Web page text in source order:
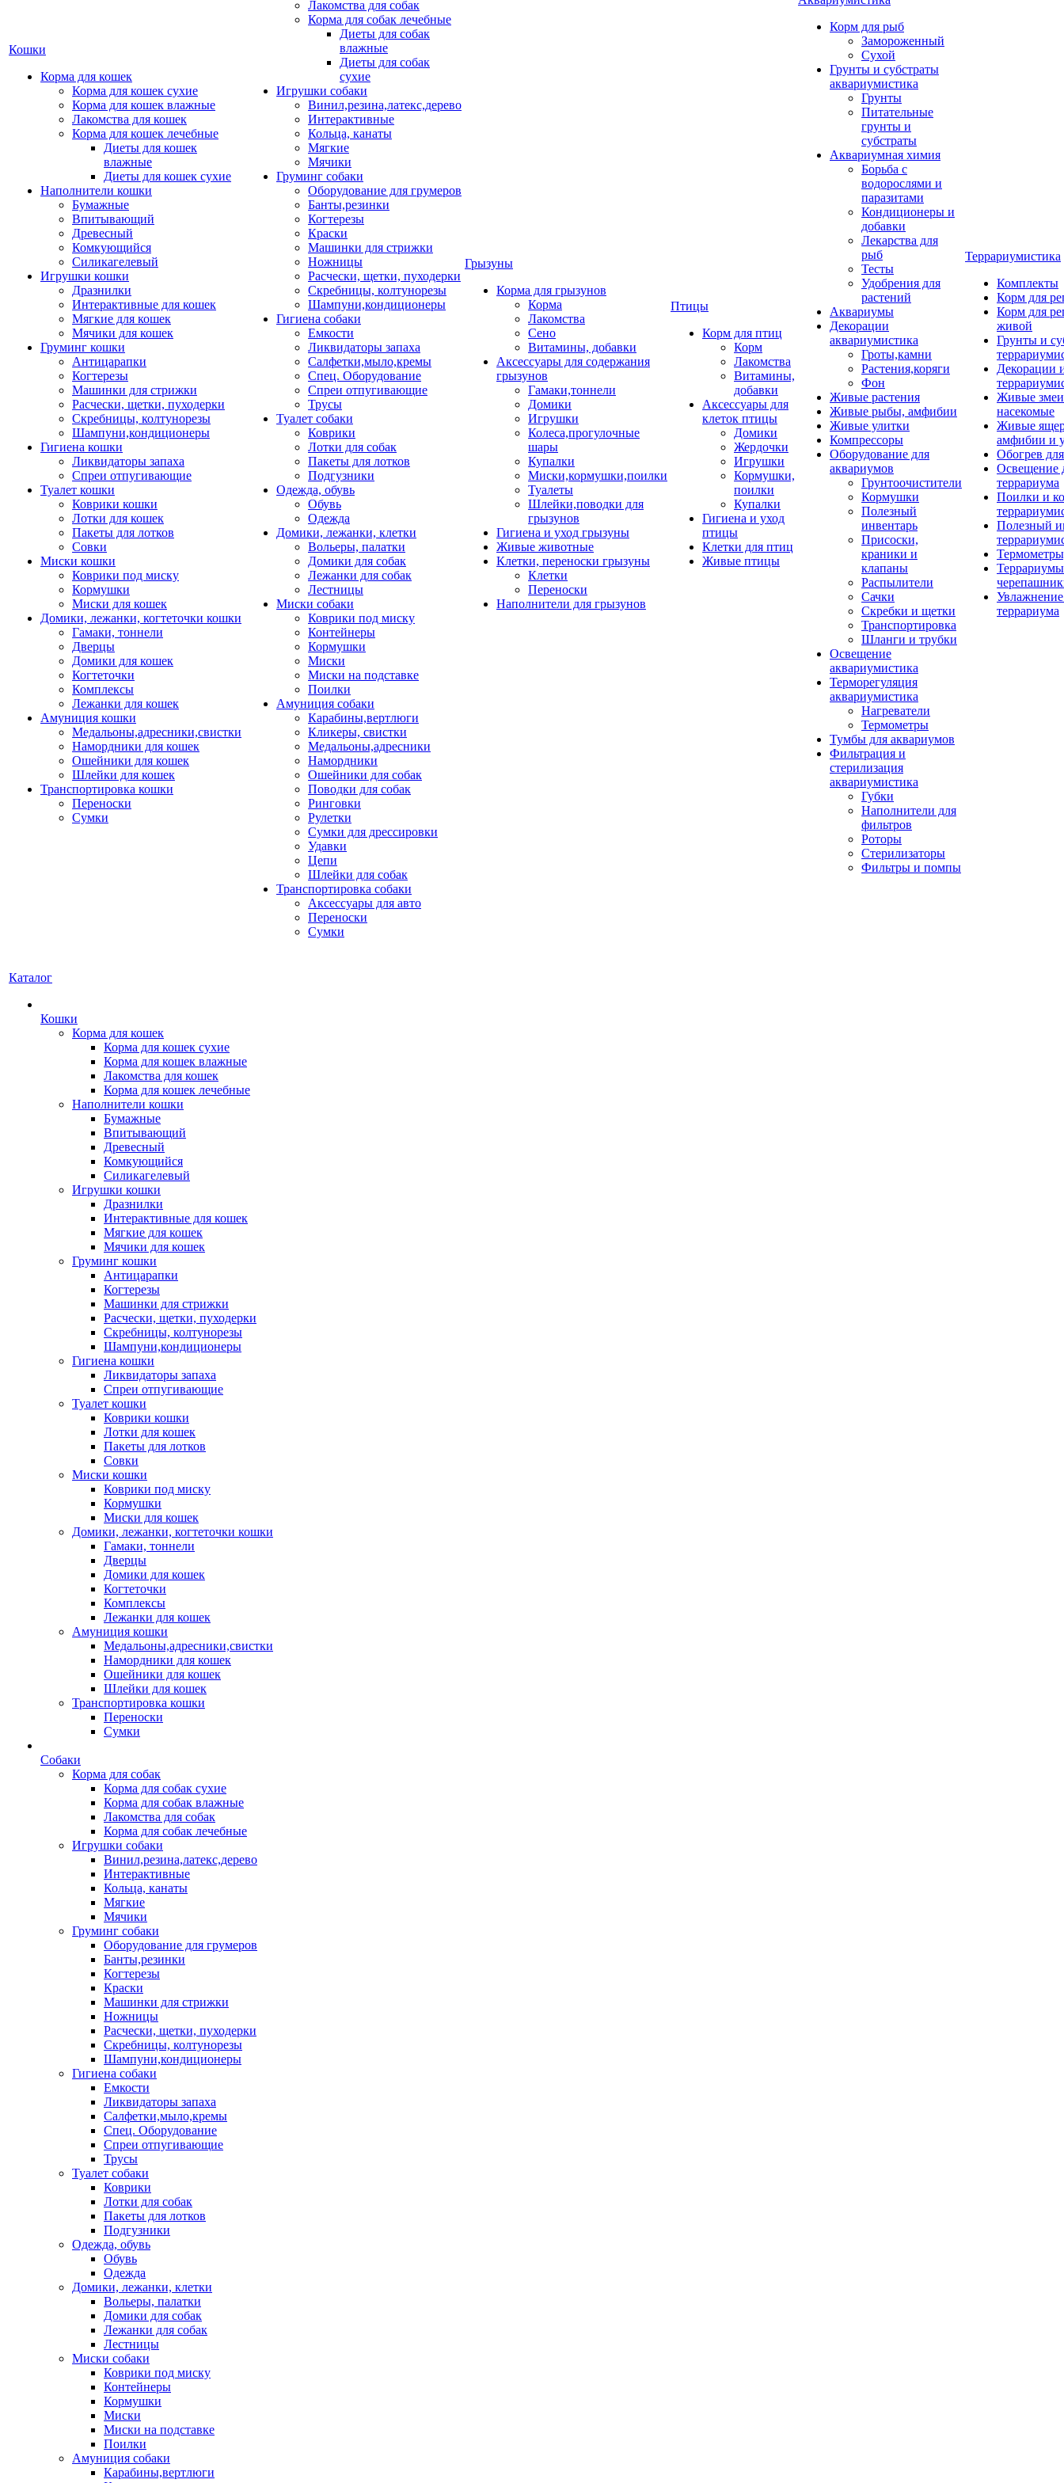
Кошки
Корма для кошек
Корма для кошек сухие
Корма для кошек влажные
Лакомства для кошек
Корма для кошек лечебные
Диеты для кошек
влажные
Диеты для кошек сухие
Наполнители кошки
Бумажные
Впитывающий
Древесный
Комкующийся
Силикагелевый
Игрушки кошки
Дразнилки
Интерактивные для кошек
Мягкие для кошек
Мячики для кошек
Груминг кошки
Антицарапки
Когтерезы
Машинки для стрижки
Расчески, щетки, пуходерки
Скребницы, колтунорезы
Шампуни,кондиционеры
Гигиена кошки
Ликвидаторы запаха
Спреи отпугивающие
Туалет кошки
Коврики кошки
Лотки для кошек
Пакеты для лотков
Совки
Миски кошки
Коврики под миску
Кормушки
Миски для кошек
Домики, лежанки, когтеточки кошки
Гамаки, тоннели
Дверцы
Домики для кошек
Когтеточки
Комплексы
Лежанки для кошек
Амуниция кошки
Медальоны,адресники,свистки
Намордники для кошек
Ошейники для кошек
Шлейки для кошек
Транспортировка кошки
Переноски
Сумки
Лакомства для собак
Корма для собак лечебные
Диеты для собак
влажные
Диеты для собак
сухие
Игрушки собаки
Винил,резина,латекс,дерево
Интерактивные
Кольца, канаты
Мягкие
Мячики
Груминг собаки
Оборудование для грумеров
Банты,резинки
Когтерезы
Краски
Машинки для стрижки
Ножницы
Расчески, щетки, пуходерки
Скребницы, колтунорезы
Шампуни,кондиционеры
Гигиена собаки
Емкости
Ликвидаторы запаха
Салфетки,мыло,кремы
Спец. Оборудование
Спреи отпугивающие
Трусы
Туалет собаки
Коврики
Лотки для собак
Пакеты для лотков
Подгузники
Одежда, обувь
Обувь
Одежда
Домики, лежанки, клетки
Вольеры, палатки
Домики для собак
Лежанки для собак
Лестницы
Миски собаки
Коврики под миску
Контейнеры
Кормушки
Миски
Миски на подставке
Поилки
Амуниция собаки
Карабины,вертлюги
Кликеры, свистки
Медальоны,адресники
Намордники
Ошейники для собак
Поводки для собак
Ринговки
Рулетки
Сумки для дрессировки
Удавки
Цепи
Шлейки для собак
Транспортировка собаки
Аксессуары для авто
Переноски
Сумки
Грызуны
Корма для грызунов
Корма
Лакомства
Сено
Витамины, добавки
Аксессуары для содержания
грызунов
Гамаки,тоннели
Домики
Игрушки
Колеса,прогулочные
шары
Купалки
Миски,кормушки,поилки
Туалеты
Шлейки,поводки для
грызунов
Гигиена и уход грызуны
Живые животные
Клетки, переноски грызуны
Клетки
Переноски
Наполнители для грызунов
Птицы
Корм для птиц
Корм
Лакомства
Витамины,
добавки
Аксессуары для
клеток птицы
Домики
Жердочки
Игрушки
Кормушки,
поилки
Купалки
Гигиена и уход
птицы
Клетки для птиц
Живые птицы
Корм для рыб
Замороженный
Сухой
Грунты и субстраты
аквариумистика
Грунты
Питательные
грунты и
субстраты
Аквариумная химия
Борьба с
водорослями и
паразитами
Кондиционеры и
добавки
Лекарства для
рыб
Тесты
Удобрения для
растений
Аквариумы
Декорации
аквариумистика
Гроты,камни
Растения,коряги
Фон
Живые растения
Живые рыбы, амфибии
Живые улитки
Компрессоры
Оборудование для
аквариумов
Грунтоочистители
Кормушки
Полезный
инвентарь
Присоски,
краники и
клапаны
Распылители
Сачки
Скребки и щетки
Транспортировка
Шланги и трубки
Освещение
аквариумистика
Терморегуляция
аквариумистика
Нагреватели
Термометры
Тумбы для аквариумов
Фильтрация и
стерилизация
аквариумистика
Губки
Наполнители для
фильтров
Роторы
Стерилизаторы
Фильтры и помпы
Террариумистика
Комплекты
Корм для
Корм для
живой
Грунты и
Декорации
Живые
насекомые
Живые
амфибии и
Обогрев
Освещение
террариума
Поилки и
Полезный
террариума
Каталог
Кошки
Корма для кошек
Корма для кошек сухие
Корма для кошек влажные
Лакомства для кошек
Корма для кошек лечебные
Наполнители кошки
Бумажные
Впитывающий
Древесный
Комкующийся
Силикагелевый
Игрушки кошки
Дразнилки
Интерактивные для кошек
Мягкие для кошек
Мячики для кошек
Груминг кошки
Антицарапки
Когтерезы
Машинки для стрижки
Расчески, щетки, пуходерки
Скребницы, колтунорезы
Шампуни,кондиционеры
Гигиена кошки
Ликвидаторы запаха
Спреи отпугивающие
Туалет кошки
Коврики кошки
Лотки для кошек
Пакеты для лотков
Совки
Миски кошки
Коврики под миску
Кормушки
Миски для кошек
Домики, лежанки, когтеточки кошки
Гамаки, тоннели
Дверцы
Домики для кошек
Когтеточки
Комплексы
Лежанки для кошек
Амуниция кошки
Медальоны,адресники,свистки
Намордники для кошек
Ошейники для кошек
Шлейки для кошек
Транспортировка кошки
Переноски
Сумки
Собаки
Корма для собак
Корма для собак сухие
Корма для собак влажные
Лакомства для собак
Корма для собак лечебные
Игрушки собаки
Винил,резина,латекс,дерево
Интерактивные
Кольца, канаты
Мягкие
Мячики
Груминг собаки
Оборудование для грумеров
Банты,резинки
Когтерезы
Краски
Машинки для стрижки
Ножницы
Расчески, щетки, пуходерки
Скребницы, колтунорезы
Шампуни,кондиционеры
Гигиена собаки
Емкости
Ликвидаторы запаха
Салфетки,мыло,кремы
Спец. Оборудование
Спреи отпугивающие
Трусы
Туалет собаки
Коврики
Лотки для собак
Пакеты для лотков
Подгузники
Одежда, обувь
Обувь
Одежда
Домики, лежанки, клетки
Вольеры, палатки
Домики для собак
Лежанки для собак
Лестницы
Миски собаки
Коврики под миску
Контейнеры
Кормушки
Миски
Миски на подставке
Поилки
Амуниция собаки
Карабины,вертлюги